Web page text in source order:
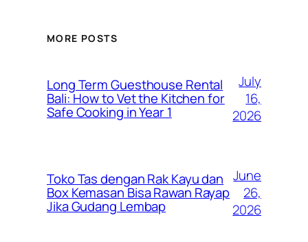
MORE POSTS
Long Term Guesthouse Rental
Bali: How to Vet the Kitchen for
Safe Cooking in Year 1
July
16,
2026
Toko Tas dengan Rak Kayu dan
Box Kemasan Bisa Rawan Rayap
Jika Gudang Lembap
June
26,
2026